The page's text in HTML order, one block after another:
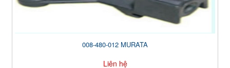
008-480-012 MURATA
Liên hệ